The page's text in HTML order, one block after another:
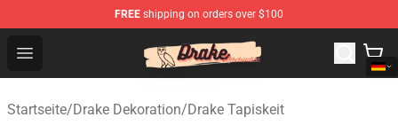
FREE shipping on orders over $100
Open menu
Drake Shop - Official Drake Merchandise Store
Startseite/Drake Dekoration/Drake Tapiskeit